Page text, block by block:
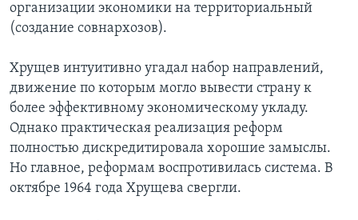
организации экономики на территориальный
(создание совнархозов).
Хрущев интуитивно угадал набор направлений,
движение по которым могло вывести страну к
более эффективному экономическому укладу.
Однако практическая реализация реформ
полностью дискредитировала хорошие замыслы.
Но главное, реформам воспротивилась система. В
октябре 1964 года Хрущева свергли.